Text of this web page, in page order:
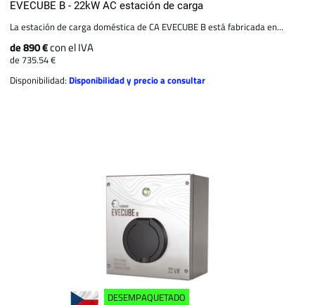
EVECUBE B - 22kW AC estación de carga
La estación de carga doméstica de CA EVECUBE B está fabricada en...
de 890 €con el IVA
de 735.54 €
Disponibilidad: Disponibilidad y precio a consultar
DESEMPAQUETADO